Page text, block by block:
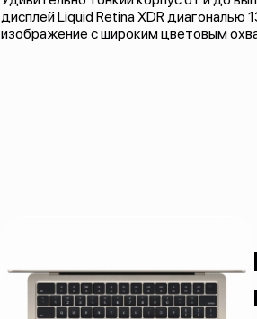
дисплей Liquid Retina XDR
изображение с широким цветовым